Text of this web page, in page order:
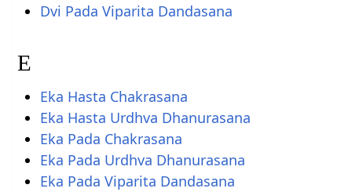
Dvi Pada Viparita Dandasana
E
Eka Hasta Chakrasana
Eka Hasta Urdhva Dhanurasana
Eka Pada Chakrasana
Eka Pada Urdhva Dhanurasana
Eka Pada Viparita Dandasana